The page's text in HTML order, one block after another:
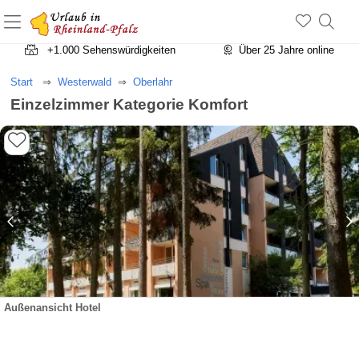
+1.500 Unterkünfte in Rheinland-Pfalz
+1.000 Sehenswürdigkeiten
Über 25 Jahre online
Start Westerwald Oberlahr
Einzelzimmer Kategorie Komfort
Außenansicht Hotel